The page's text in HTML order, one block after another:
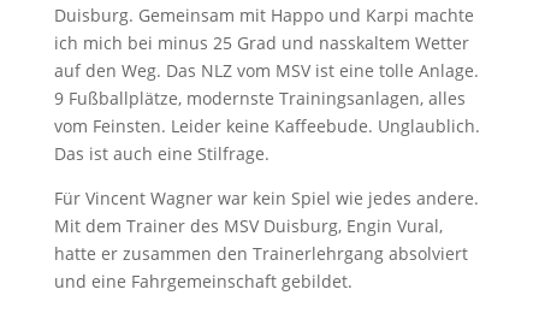
Duisburg. Gemeinsam mit Happo und Karpi machte
ich mich bei minus 25 Grad und nasskaltem Wetter
auf den Weg. Das NLZ vom MSV ist eine tolle Anlage.
9 Fußballplätze, modernste Trainingsanlagen, alles
vom Feinsten. Leider keine Kaffeebude. Unglaublich.
Das ist auch eine Stilfrage.
Für Vincent Wagner war kein Spiel wie jedes andere.
Mit dem Trainer des MSV Duisburg, Engin Vural,
hatte er zusammen den Trainerlehrgang absolviert
und eine Fahrgemeinschaft gebildet.